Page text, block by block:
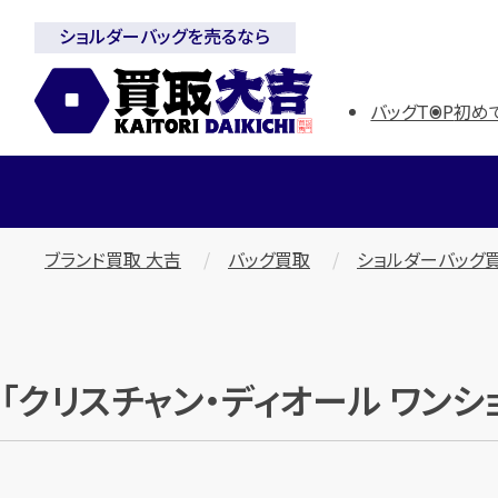
ショルダーバッグを売るなら
バッグTOP初め
ブランド買取 大吉 バッグ買取 ショルダーバッグ
「クリスチャン・ディオール ワ